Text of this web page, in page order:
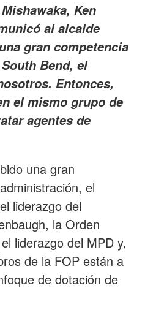
Ken
al alcalde
gran competencia
Bend, el
Entonces,
el mismo grupo de
agentes de
una gran
el
liderazgo del
la Orden
liderazgo del MPD y,
de la FOP están a
de dotación de